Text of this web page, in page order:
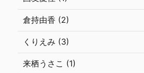
倉持由香 (2)
くりえみ (3)
来栖うさこ (1)